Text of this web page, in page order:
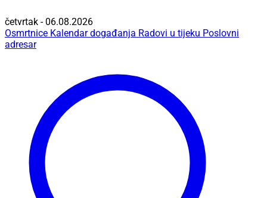
četvrtak - 06.08.2026
Osmrtnice Kalendar događanja Radovi u tijeku Poslovni
adresar